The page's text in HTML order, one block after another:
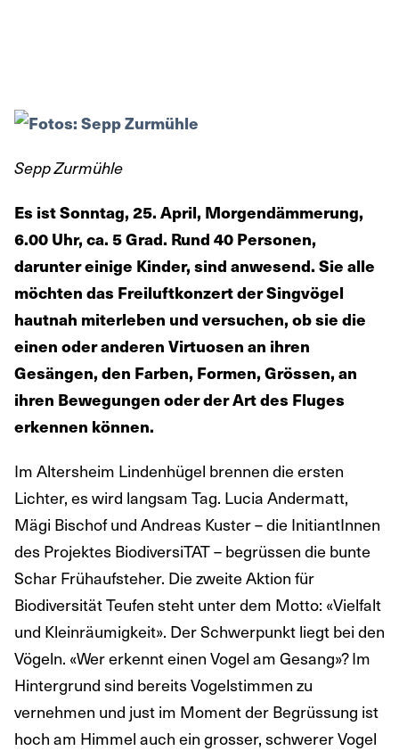
Sepp Zurmühle
Es ist Sonntag, 25. April, Morgendämmerung,
6.00 Uhr, ca. 5 Grad. Rund 40 Personen,
darunter einige Kinder, sind anwesend. Sie alle
möchten das Freiluftkonzert der Singvögel
hautnah miterleben und versuchen, ob sie die
einen oder anderen Virtuosen an ihren
Gesängen, den Farben, Formen, Grössen, an
ihren Bewegungen oder der Art des Fluges
erkennen können.
Im Altersheim Lindenhügel brennen die ersten
Lichter, es wird langsam Tag. Lucia Andermatt,
Mägi Bischof und Andreas Kuster – die InitiantInnen
des Projektes BiodiversiTAT – begrüssen die bunte
Schar Frühaufsteher. Die zweite Aktion für
Biodiversität Teufen steht unter dem Motto: «Vielfalt
und Kleinräumigkeit». Der Schwerpunkt liegt bei den
Vögeln. «Wer erkennt einen Vogel am Gesang»? Im
Hintergrund sind bereits Vogelstimmen zu
vernehmen und just im Moment der Begrüssung ist
hoch am Himmel auch ein grosser, schwerer Vogel